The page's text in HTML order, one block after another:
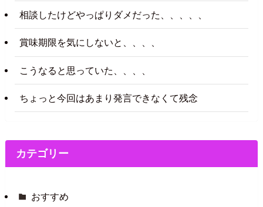
相談したけどやっぱりダメだった、、、、、
賞味期限を気にしないと、、、、
こうなると思っていた、、、、
ちょっと今回はあまり発言できなくて残念
カテゴリー
おすすめ